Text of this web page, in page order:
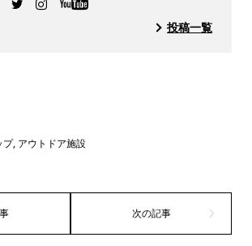
投稿一覧
プ, アウトドア施設